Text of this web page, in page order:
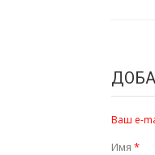
Ваш e-
Имя *